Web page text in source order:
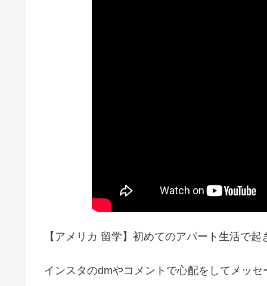
【アメリカ 留学】初めてのアパート生活で
インスタのdmやコメントで心配をしてメッ